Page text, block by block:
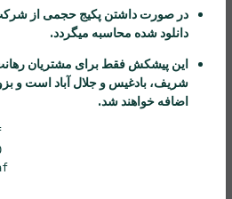
آشنائی با مفاهیم VLAN
آشنائی با اینترفیس های Trunk
پروتکل DTP
در صورت داشتن پکیج حجمی از
دانلود شده محاسبه میگردد.
این پیشکش فقط برای مشتریان
شریف، بادغیس و جلال آباد است و
اضافه خواهند شد.